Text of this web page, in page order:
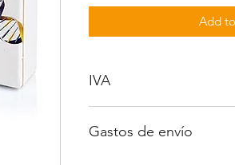
Add
IVA
Gastos de envío